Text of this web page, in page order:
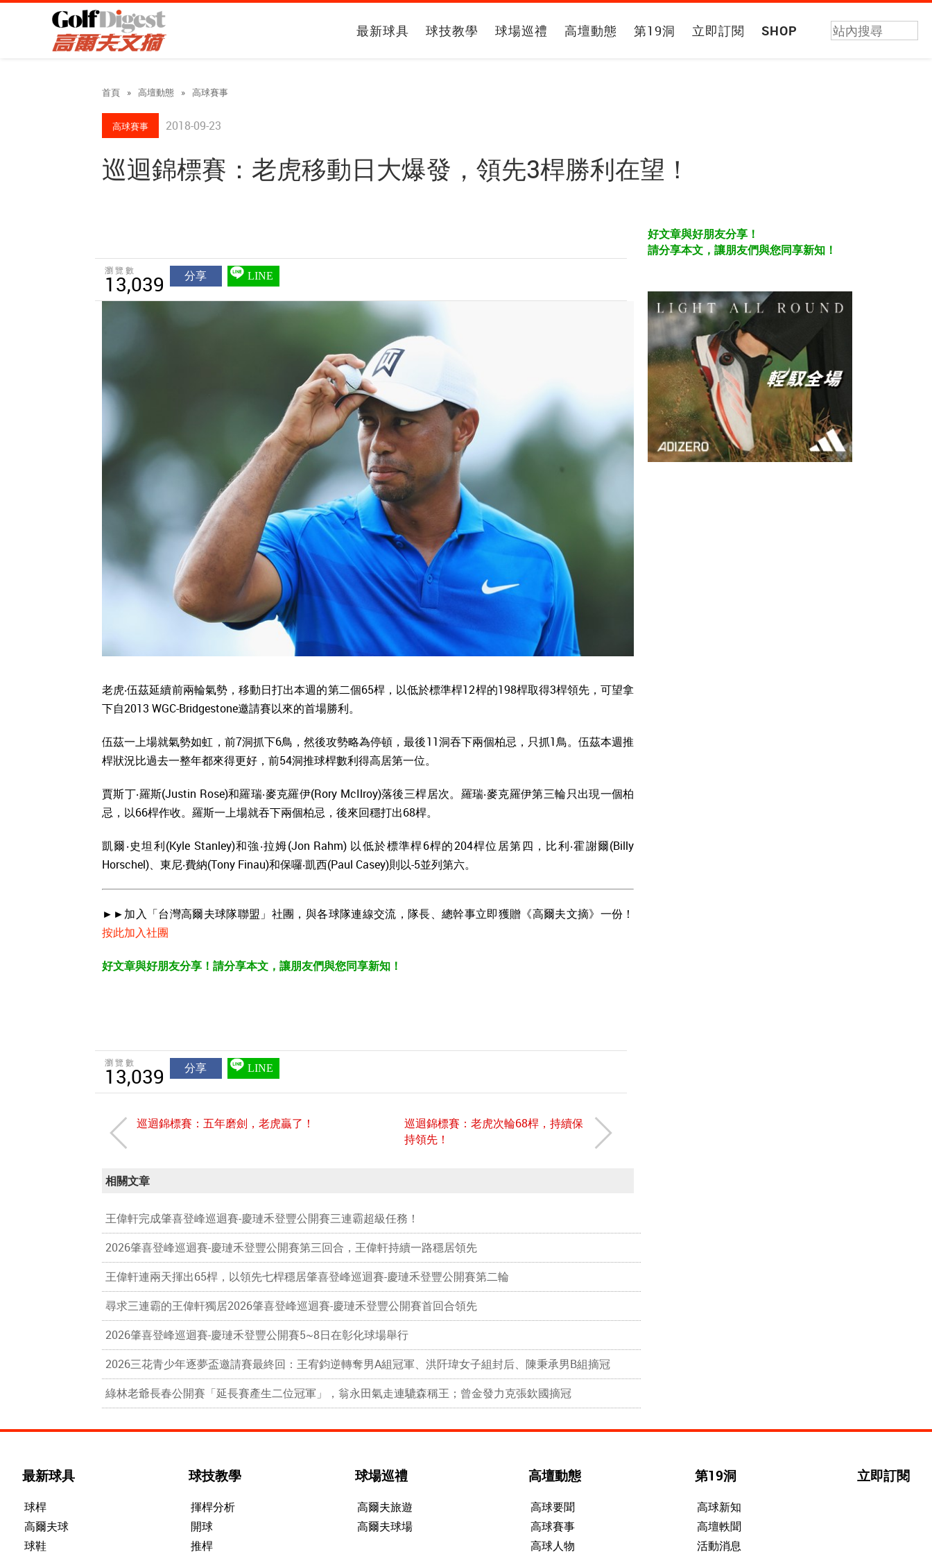
最新球具 球技教學 球場巡禮 高壇動態 第19洞 立即訂閱 SHOP
首頁 » 高壇動態 » 高球賽事
高球賽事 2018-09-23
巡迴錦標賽：老虎移動日大爆發，領先3桿勝利在望！
瀏覽數
13,039 分享 LINE
老虎‧伍茲延續前兩輪氣勢，移動日打出本週的第二個65桿，以低於標準桿12桿的198桿取得3桿領先，可望拿
下自2013 WGC-Bridgestone邀請賽以來的首場勝利。
伍茲一上場就氣勢如虹，前7洞抓下6鳥，然後攻勢略為停頓，最後11洞吞下兩個柏忌，只抓1鳥。伍茲本週推
桿狀況比過去一整年都來得更好，前54洞推球桿數利得高居第一位。
賈斯丁‧羅斯(Justin Rose)和羅瑞‧麥克羅伊(Rory McIlroy)落後三桿居次。羅瑞‧麥克羅伊第三輪只出現一個柏
忌，以66桿作收。羅斯一上場就吞下兩個柏忌，後來回穩打出68桿。
凱爾‧史坦利(Kyle Stanley)和強‧拉姆(Jon Rahm) 以低於標準桿6桿的204桿位居第四，比利‧霍謝爾(Billy
Horschel)、東尼‧費納(Tony Finau)和保囉‧凱西(Paul Casey)則以-5並列第六。
►►加入「台灣高爾夫球隊聯盟」社團，與各球隊連線交流，隊長、總幹事立即獲贈《高爾夫文摘》一份！
按此加入社團
好文章與好朋友分享！請分享本文，讓朋友們與您同享新知！
瀏覽數
13,039 分享 LINE
巡迴錦標賽：五年磨劍，老虎贏了！
巡迴錦標賽：老虎次輪68桿，持續保
持領先！
相關文章
王偉軒完成肇喜登峰巡迴賽-慶璉禾登豐公開賽三連霸超級任務！
2026肇喜登峰巡迴賽-慶璉禾登豐公開賽第三回合，王偉軒持續一路穩居領先
王偉軒連兩天揮出65桿，以領先七桿穩居肇喜登峰巡迴賽-慶璉禾登豐公開賽第二輪
尋求三連霸的王偉軒獨居2026肇喜登峰巡迴賽-慶璉禾登豐公開賽首回合領先
2026肇喜登峰巡迴賽-慶璉禾登豐公開賽5~8日在彰化球場舉行
2026三花青少年逐夢盃邀請賽最終回：王宥鈞逆轉奪男A組冠軍、洪阡瑋女子組封后、陳秉承男B組摘冠
綠林老爺長春公開賽「延長賽產生二位冠軍」，翁永田氣走連騼森稱王；曾金發力克張欽國摘冠
好文章與好朋友分享！
請分享本文，讓朋友們與您同享新知！
最新球具
球桿
高爾夫球
球鞋
球技教學
揮桿分析
開球
推桿
球場巡禮
高爾夫旅遊
高爾夫球場
高壇動態
高球要聞
高球賽事
高球人物
第19洞
高球新知
高壇軼聞
活動消息
立即訂閱